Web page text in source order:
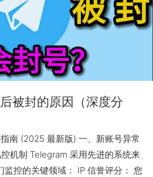
被封的原因（深度分
南 (2025 最新版) 一、新账号异常
机制 Telegram 采用先进的系统来
控的关键领域： IP 信誉评分： 您